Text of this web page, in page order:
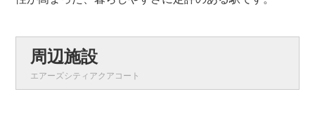
周辺施設
エアーズシティアクアコート